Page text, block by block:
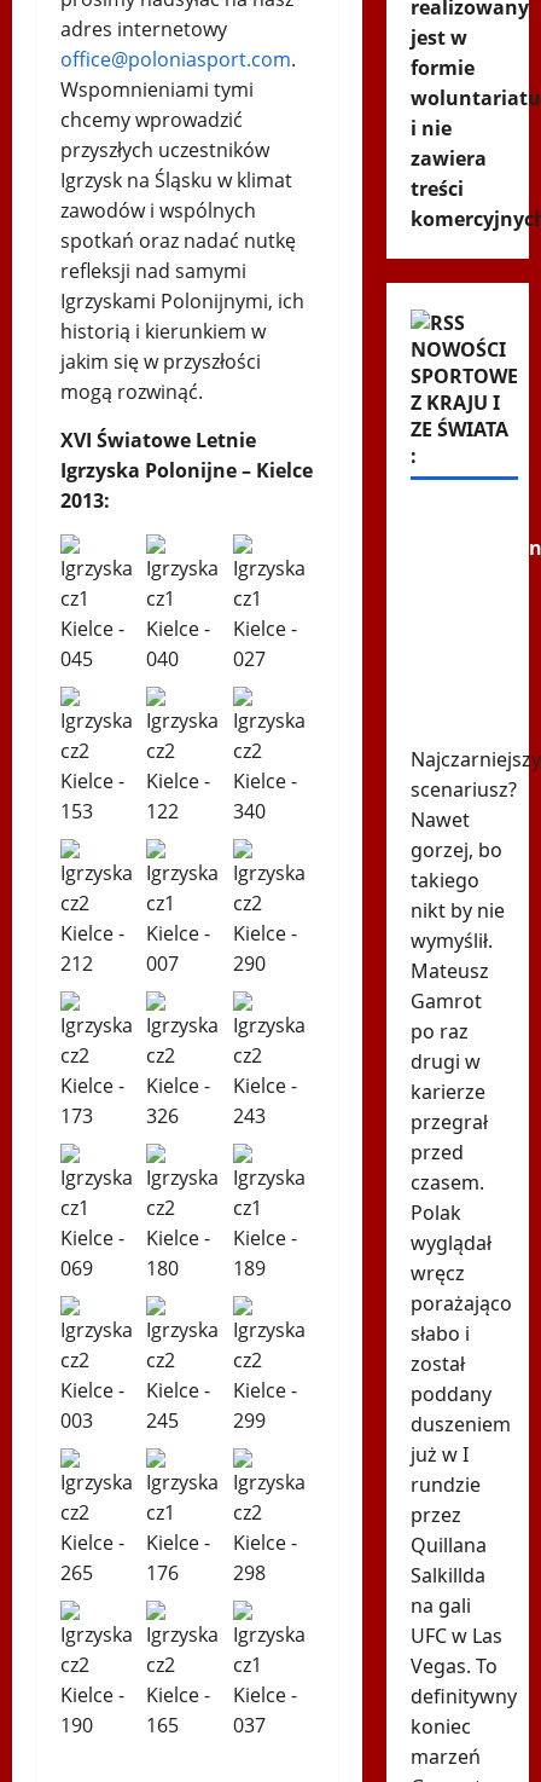
adres internetowy
office@poloniasport.com.
Wspomnieniami tymi
chcemy wprowadzić
przyszłych uczestników
Igrzysk na Śląsku w klimat
zawodów i wspólnych
spotkań oraz nadać nutkę
refleksji nad samymi
Igrzyskami Polonijnymi, ich
historią i kierunkiem w
jakim się w przyszłości
mogą rozwinąć.
XVI Światowe Letnie
Igrzyska Polonijne – Kielce
2013:
realizowany
jest w
formie
woluntariatu
i nie
zawiera
treści
NOWOŚCI
SPORTOWE
Z KRAJU I
ZE ŚWIATA
:
Najczarniejszy
scenariusz?
Nawet
gorzej, bo
takiego
nikt by nie
wymyślił.
Mateusz
Gamrot
po raz
drugi w
karierze
przegrał
przed
czasem.
Polak
wyglądał
wręcz
porażająco
słabo i
został
poddany
duszeniem
już w I
rundzie
przez
Quillana
Salkillda
na gali
UFC w Las
Vegas. To
definitywny
koniec
marzeń